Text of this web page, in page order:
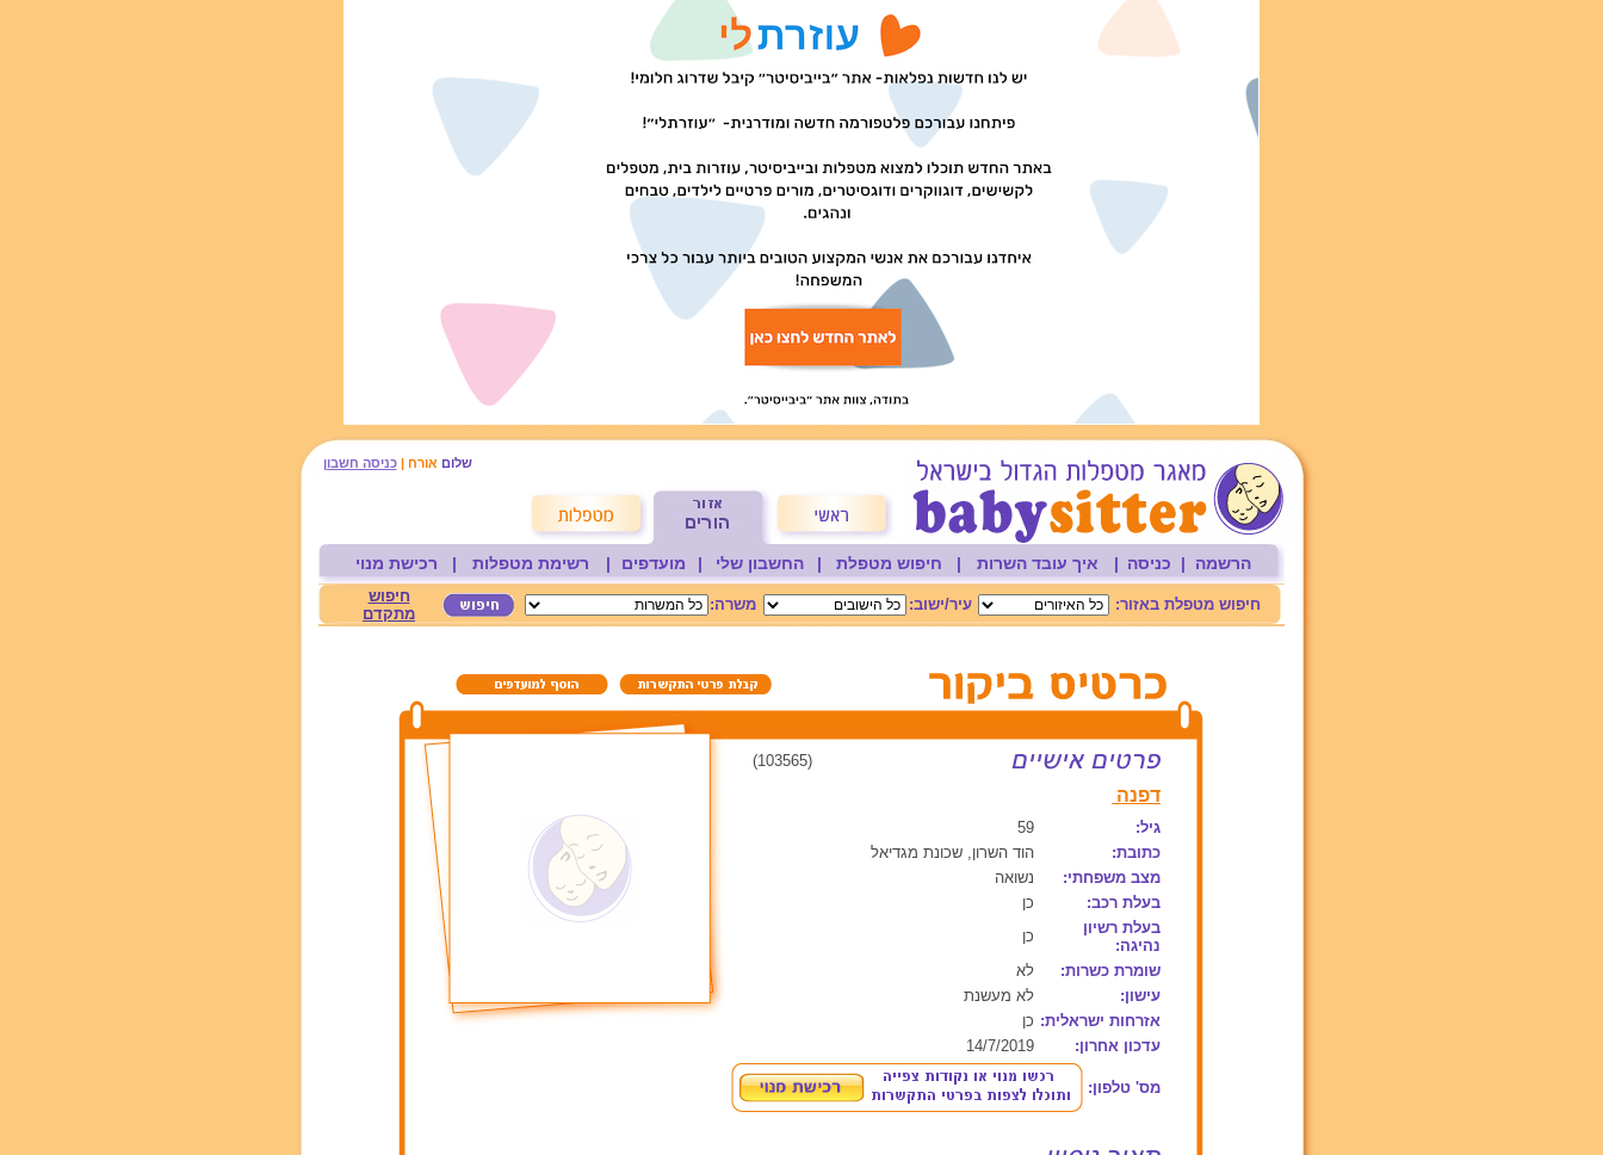
שלום אורח |כניסה חשבון
הרשמה | כניסה | איך עובד השרות | חיפוש מטפלת | החשבון שלי | מועדפים | רשימת מטפלות | רכישת מנוי
חיפוש מטפלת באזור: עיר/ישוב: משרה:
חיפוש
מתקדם
(103565)
דפנה
גיל:
59
כתובת:
הוד השרון, שכונת מגדיאל
מצב משפחתי:
נשואה
בעלת רכב:
כן
בעלת רשיון
נהיגה:
כן
שומרת כשרות:
לא
עישון:
לא מעשנת
אזרחות ישראלית: כן
עדכון אחרון:
14/7/2019
מס' טלפון: